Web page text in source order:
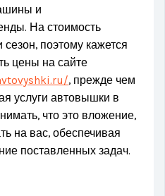
и
На стоимость
поэтому кажется
цены на сайте
, прежде чем
услуги автовышки в
что это вложение,
на вас, обеспечивая
поставленных задач.